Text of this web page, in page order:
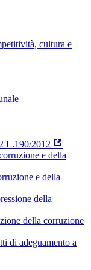
cultura e
L.190/2012
e della
e della
della
della corruzione
di adeguamento a